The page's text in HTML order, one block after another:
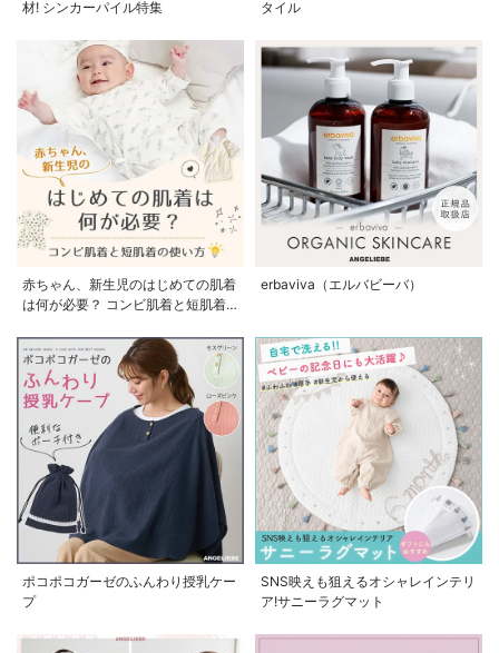
材! シンカーパイル特集 タイル
赤ちゃん、新生児のはじめての肌着
は何が必要？ コンビ肌着と短肌着
erbaviva（エルバビーバ）
ポコポコガーゼのふんわり授乳ケー
プ
SNS映えも狙えるオシャレインテリ
ア!サニーラグマット